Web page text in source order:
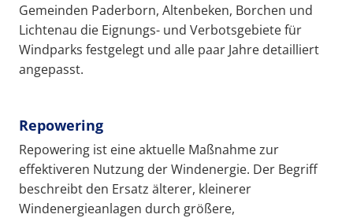
Gemeinden Paderborn, Altenbeken, Borchen und
Lichtenau die Eignungs- und Verbotsgebiete für
Windparks festgelegt und alle paar Jahre detailliert
angepasst.
Repowering
Repowering ist eine aktuelle Maßnahme zur
effektiveren Nutzung der Windenergie. Der Begriff
beschreibt den Ersatz älterer, kleinerer
Windenergieanlagen durch größere,